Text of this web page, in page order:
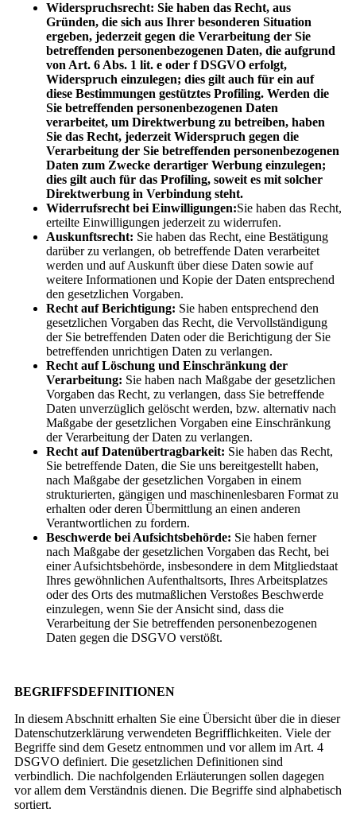
Widerspruchsrecht: Sie haben das Recht, aus
Gründen, die sich aus Ihrer besonderen Situation
ergeben, jederzeit gegen die Verarbeitung der Sie
betreffenden personenbezogenen Daten, die aufgrund
von Art. 6 Abs. 1 lit. e oder f DSGVO erfolgt,
Widerspruch einzulegen; dies gilt auch für ein auf
diese Bestimmungen gestütztes Profiling. Werden die
Sie betreffenden personenbezogenen Daten
verarbeitet, um Direktwerbung zu betreiben, haben
Sie das Recht, jederzeit Widerspruch gegen die
Verarbeitung der Sie betreffenden personenbezogenen
Daten zum Zwecke derartiger Werbung einzulegen;
dies gilt auch für das Profiling, soweit es mit solcher
Direktwerbung in Verbindung steht.
Widerrufsrecht bei Einwilligungen:Sie haben das Recht,
erteilte Einwilligungen jederzeit zu widerrufen.
Auskunftsrecht: Sie haben das Recht, eine Bestätigung
darüber zu verlangen, ob betreffende Daten verarbeitet
werden und auf Auskunft über diese Daten sowie auf
weitere Informationen und Kopie der Daten entsprechend
den gesetzlichen Vorgaben.
Recht auf Berichtigung: Sie haben entsprechend den
gesetzlichen Vorgaben das Recht, die Vervollständigung
der Sie betreffenden Daten oder die Berichtigung der Sie
betreffenden unrichtigen Daten zu verlangen.
Recht auf Löschung und Einschränkung der
Verarbeitung: Sie haben nach Maßgabe der gesetzlichen
Vorgaben das Recht, zu verlangen, dass Sie betreffende
Daten unverzüglich gelöscht werden, bzw. alternativ nach
Maßgabe der gesetzlichen Vorgaben eine Einschränkung
der Verarbeitung der Daten zu verlangen.
Recht auf Datenübertragbarkeit: Sie haben das Recht,
Sie betreffende Daten, die Sie uns bereitgestellt haben,
nach Maßgabe der gesetzlichen Vorgaben in einem
strukturierten, gängigen und maschinenlesbaren Format zu
erhalten oder deren Übermittlung an einen anderen
Verantwortlichen zu fordern.
Beschwerde bei Aufsichtsbehörde: Sie haben ferner
nach Maßgabe der gesetzlichen Vorgaben das Recht, bei
einer Aufsichtsbehörde, insbesondere in dem Mitgliedstaat
Ihres gewöhnlichen Aufenthaltsorts, Ihres Arbeitsplatzes
oder des Orts des mutmaßlichen Verstoßes Beschwerde
einzulegen, wenn Sie der Ansicht sind, dass die
Verarbeitung der Sie betreffenden personenbezogenen
Daten gegen die DSGVO verstößt.
BEGRIFFSDEFINITIONEN
In diesem Abschnitt erhalten Sie eine Übersicht über die in dieser
Datenschutzerklärung verwendeten Begrifflichkeiten. Viele der
Begriffe sind dem Gesetz entnommen und vor allem im Art. 4
DSGVO definiert. Die gesetzlichen Definitionen sind
verbindlich. Die nachfolgenden Erläuterungen sollen dagegen
vor allem dem Verständnis dienen. Die Begriffe sind alphabetisch
sortiert.